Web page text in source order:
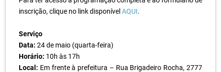
inscrição, clique no link disponível AQUI.
Serviço
Data: 24 de maio (quarta-feira)
Horário: 10h às 17h
Local: Em frente à prefeitura – Rua Brigadeiro Rocha, 2777